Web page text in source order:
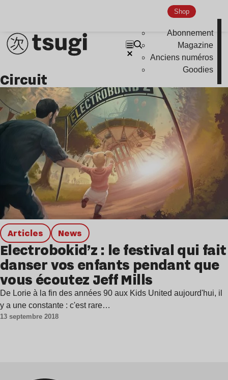
Shop
Abonnement
Magazine
Anciens numéros
Goodies
Indie
Circuit
Articles news
Electrobokid’z : le festival qui fait
danser vos enfants pendant que
vous écoutez Jeff Mills
De Lorie à la fin des années 90 aux Kids United aujourd'hui, il
y a une constante : c'est rare…
13 septembre 2018